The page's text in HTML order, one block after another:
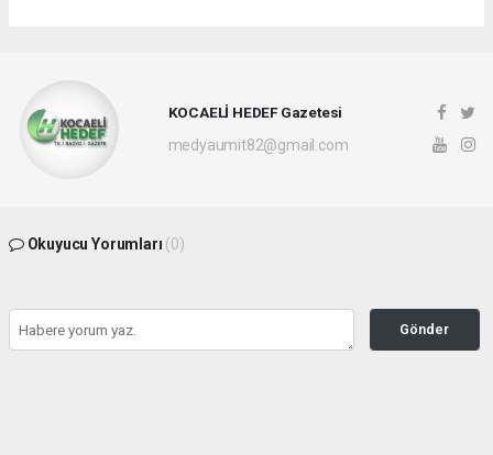
KOCAELİ HEDEF Gazetesi
medyaumit82@gmail.com
Okuyucu Yorumları (0)
Gönder